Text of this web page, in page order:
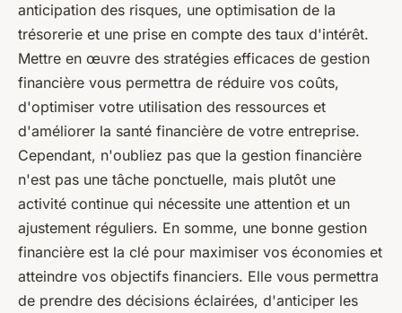
anticipation des risques, une optimisation de la
trésorerie et une prise en compte des taux d'intérêt.
Mettre en œuvre des stratégies efficaces de gestion
financière vous permettra de réduire vos coûts,
d'optimiser votre utilisation des ressources et
d'améliorer la santé financière de votre entreprise.
Cependant, n'oubliez pas que la gestion financière
n'est pas une tâche ponctuelle, mais plutôt une
activité continue qui nécessite une attention et un
ajustement réguliers. En somme, une bonne gestion
financière est la clé pour maximiser vos économies et
atteindre vos objectifs financiers. Elle vous permettra
de prendre des décisions éclairées, d'anticiper les